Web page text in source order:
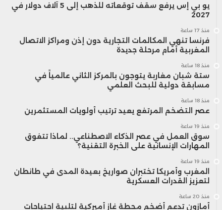
يو بي إس يرفع سقف توقعاته للذهب إلى 5 آلاف دولار في
2027
منذ 17 ساعة
فرنسا تنهي المكالمات التجارية دون إذن ومراكز الاتصال
المغربية أمام مرحلة جديدة
منذ 18 ساعة
ستة شبان مغاربة يتوجون بالمركز الثاني عالمياً في
مسابقة دولية للبحث العلمي
منذ 18 ساعة
عصر التضخم المرتفع يعيد ترتيب أولويات المستثمرين
منذ 19 ساعة
سوق العمل في عصر الذكاء الاصطناعي.. لماذا تتفوق
المهارات الإنسانية على الخبرة التقنية؟
منذ 19 ساعة
المغرب وأمريكا تختبران صواريخ بعيدة المدى في طانطان
لتعزيز القدرات العسكرية
منذ 20 ساعة
أمازون تدعم أضخم محطة غاز أميركية لتلبية احتياجات